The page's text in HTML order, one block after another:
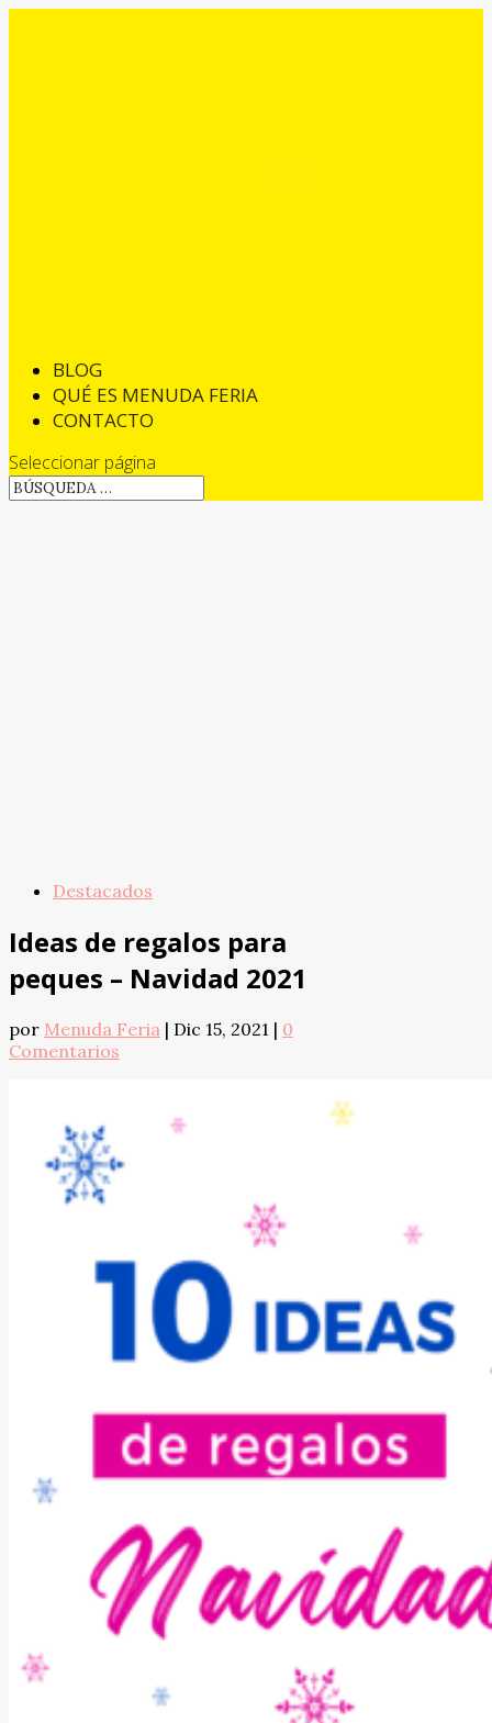
BLOG
QUÉ ES MENUDA FERIA
CONTACTO
Seleccionar página
Destacados
Ideas de regalos para
peques – Navidad 2021
por Menuda Feria | Dic 15, 2021 | 0
Comentarios